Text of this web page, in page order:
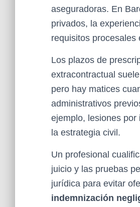
aseguradoras. En
privados, la
requisitos procesales
Los plazos de
extracontractual
pero hay matices
administrativos
ejemplo, lesiones
la estrategia civil.
Un profesional
juicio y las pruebas
jurídica para evitar
indemnización